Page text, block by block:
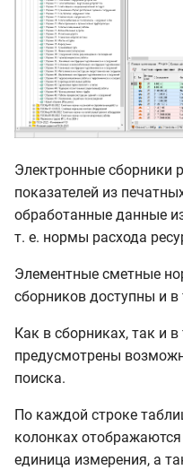
Электронные сборники
показателей из
обработанные данные
т. е. нормы расхода
Элементные сметные
сборников доступны и в
Как в сборниках, так и
предусмотрены
поиска.
По каждой строке
колонках
единица измерения, а